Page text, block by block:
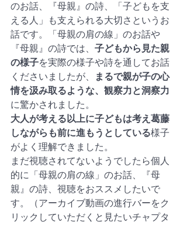
のお話、『母親』の詩、「子どもを支
える人」も支えられる大切さというお
話です。「母親の肩の線」のお話や
『母親』の詩では、 子どもから見た親
の様子を実際の様子や詩を通してお話
くださいましたが、
まるで親が子の心
情を汲み取るような、観察力と洞察力
に驚かされました。
大人が考える以上に子どもは考え葛藤
しながらも前に進もうとしている様子
がよく理解できました。
まだ視聴されてないようでしたら個人
的に「母親の肩の線」のお話、『母
親』の詩、視聴をおススメしたいで
す。（アーカイブ動画の進行バーをク
リックしていただくと見たいチャプタ